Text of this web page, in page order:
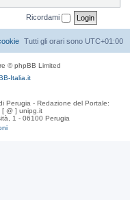
Ricordami
Tutti gli orari sono UTC+01:00
© phpBB Limited
Italia.it
Perugia - Redazione del Portale:
[ @ ] unipg.it
1 - 06100 Perugia